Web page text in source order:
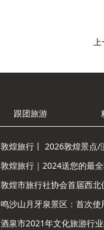
跟团旅游
敦煌旅行丨 2026敦煌景点/
敦煌旅行｜2024送您的最
敦煌市旅行社协会首届西